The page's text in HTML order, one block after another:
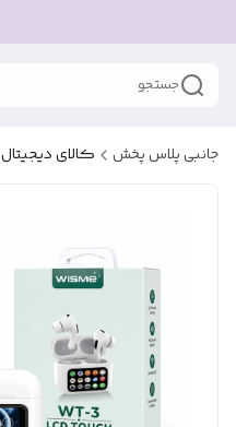
جستجو
جانبی پلاس پخش کالای دیجیتال